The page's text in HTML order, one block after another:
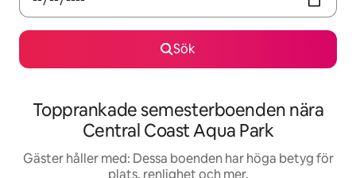
Sök
Topprankade semesterboenden nära
Central Coast Aqua Park
Gäster håller med: Dessa boenden har höga betyg för
plats, renlighet och mer.